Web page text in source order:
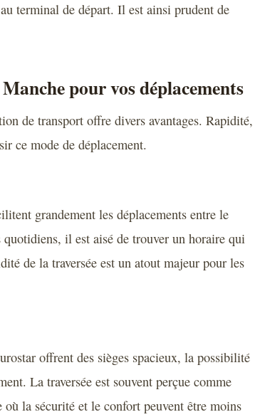
terminal de départ. Il est ainsi prudent de
pour vos déplacements
de transport offre divers avantages. Rapidité,
ce mode de déplacement.
grandement les déplacements entre le
il est aisé de trouver un horaire qui
de la traversée est un atout majeur pour les
offrent des sièges spacieux, la possibilité
La traversée est souvent perçue comme
la sécurité et le confort peuvent être moins